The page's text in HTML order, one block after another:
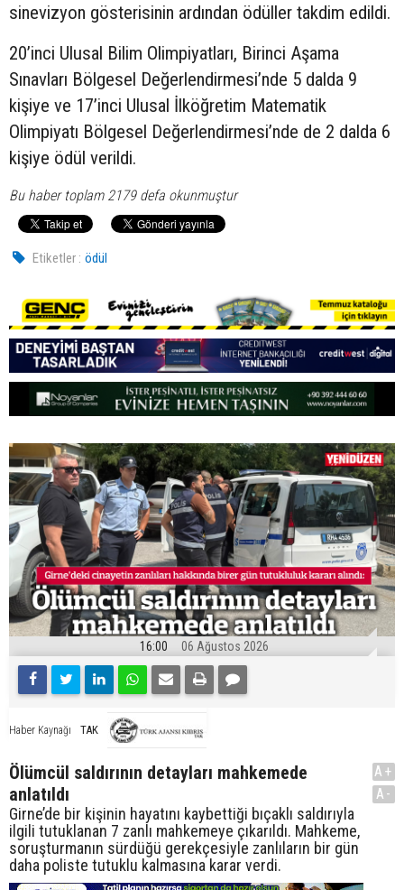
sinevizyon gösterisinin ardından ödüller takdim edildi.
20’inci Ulusal Bilim Olimpiyatları, Birinci Aşama
Sınavları Bölgesel Değerlendirmesi’nde 5 dalda 9
kişiye ve 17’inci Ulusal İlköğretim Matematik
Olimpiyatı Bölgesel Değerlendirmesi’nde de 2 dalda 6
kişiye ödül verildi.
Bu haber toplam 2179 defa okunmuştur
Etiketler : ödül
16:00 06 Ağustos 2026
Haber Kaynağı TAK
Ölümcül saldırının detayları mahkemede
anlatıldı
Girne’de bir kişinin hayatını kaybettiği bıçaklı saldırıyla
ilgili tutuklanan 7 zanlı mahkemeye çıkarıldı. Mahkeme,
soruşturmanın sürdüğü gerekçesiyle zanlıların bir gün
daha poliste tutuklu kalmasına karar verdi.
A+
A-